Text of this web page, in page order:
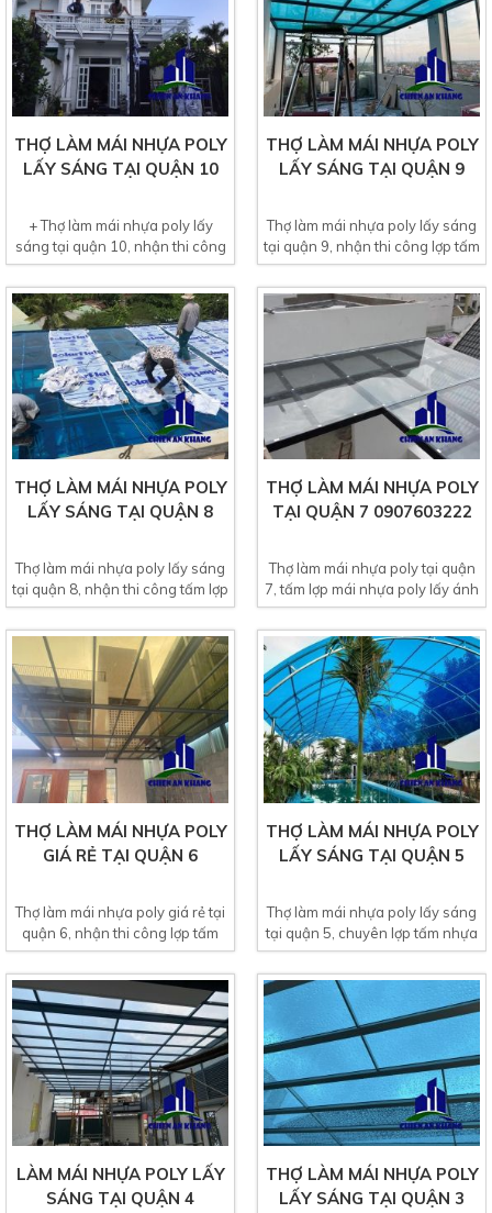
THỢ LÀM MÁI NHỰA POLY
LẤY SÁNG TẠI QUẬN 10
+ Thợ làm mái nhựa poly lấy
sáng tại quận 10, nhận thi công
tất cả công trình lớn...
THỢ LÀM MÁI NHỰA POLY
LẤY SÁNG TẠI QUẬN 9
Thợ làm mái nhựa poly lấy sáng
tại quận 9, nhận thi công lợp tấm
nhựa poly giếng...
THỢ LÀM MÁI NHỰA POLY
LẤY SÁNG TẠI QUẬN 8
Thợ làm mái nhựa poly lấy sáng
tại quận 8, nhận thi công tấm lợp
mái nhựa poly...
THỢ LÀM MÁI NHỰA POLY
TẠI QUẬN 7 0907603222
Thợ làm mái nhựa poly tại quận
7, tấm lợp mái nhựa poly lấy ánh
sáng hiện nay...
THỢ LÀM MÁI NHỰA POLY
GIÁ RẺ TẠI QUẬN 6
Thợ làm mái nhựa poly giá rẻ tại
quận 6, nhận thi công lợp tấm
nhựa poly lấy...
THỢ LÀM MÁI NHỰA POLY
LẤY SÁNG TẠI QUẬN 5
Thợ làm mái nhựa poly lấy sáng
tại quận 5, chuyên lợp tấm nhựa
poly cho tất cả...
LÀM MÁI NHỰA POLY LẤY
SÁNG TẠI QUẬN 4
THỢ LÀM MÁI NHỰA POLY
LẤY SÁNG TẠI QUẬN 3